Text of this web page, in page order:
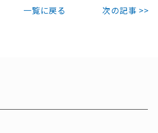
一覧に戻る 次の記事 >>